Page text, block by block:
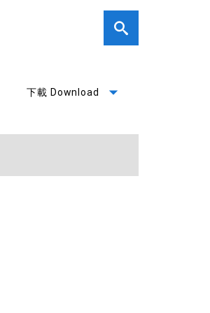
下載 Download arrow_drop_down